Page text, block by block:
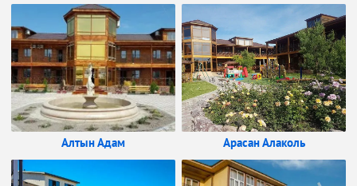
Алтын Адам Арасан Алаколь